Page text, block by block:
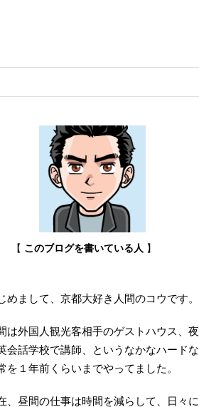
このブログを書いている人 】
めまして、京都大好き人間のコウです。
は外国人観光客相手のゲストハウス、夜
会話学校で講師、というなかなハードな
を１年前くらいまでやってました。
、昼間の仕事は時間を減らして、日々に